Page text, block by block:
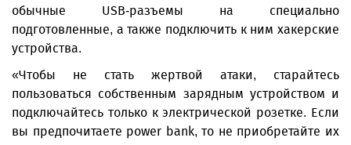
обычные USB-разъемы на специально
подготовленные, а также подключить к ним хакерские
устройства.
«Чтобы не стать жертвой атаки, старайтесь
пользоваться собственным зарядным устройством и
подключайтесь только к электрической розетке. Если
вы предпочитаете power bank, то не приобретайте их